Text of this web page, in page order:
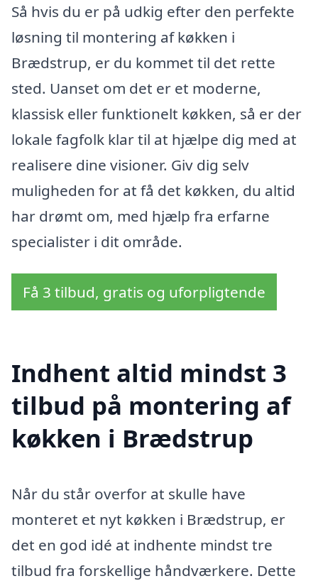
Så hvis du er på udkig efter den perfekte
løsning til montering af køkken i
Brædstrup, er du kommet til det rette
sted. Uanset om det er et moderne,
klassisk eller funktionelt køkken, så er der
lokale fagfolk klar til at hjælpe dig med at
realisere dine visioner. Giv dig selv
muligheden for at få det køkken, du altid
har drømt om, med hjælp fra erfarne
specialister i dit område.
Få 3 tilbud, gratis og uforpligtende
Indhent altid mindst 3
tilbud på montering af
køkken i Brædstrup
Når du står overfor at skulle have
monteret et nyt køkken i Brædstrup, er
det en god idé at indhente mindst tre
tilbud fra forskellige håndværkere. Dette